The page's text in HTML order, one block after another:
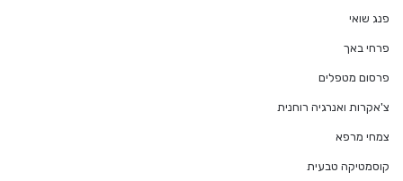
פנג שואי
פרחי באך
פרסום מטפלים
צ'אקרות ואנרגיה רוחנית
צמחי מרפא
קוסמטיקה טבעית